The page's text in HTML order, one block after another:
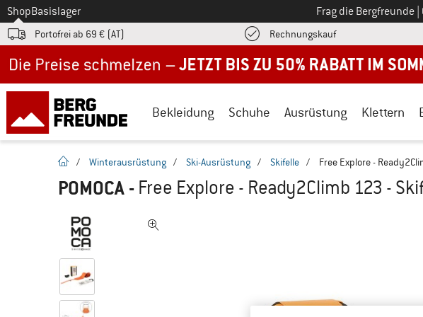
Zum
ShopBasislager Frag die Bergfreunde
Portofrei ab 69 € (AT) RechnungskaufFinde die Zahlungs-
Bekleidung Schuhe Ausrüstung Klettern
Startseite
/ Winterausrüstung / Ski-Ausrüstung / Skifelle / Free Explore -
POMOCA - Free Explore - Ready2Climb 123 -